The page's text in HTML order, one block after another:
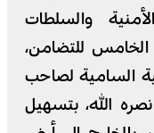
والسلطات
للتضامن،
السامية لصاحب
الله، بتسهيل